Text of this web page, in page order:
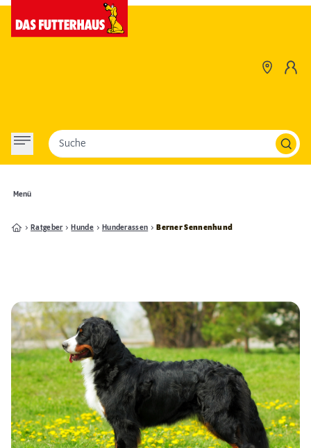
Menü
Suche
Ratgeber Hunde Hunderassen Berner Sennenhund